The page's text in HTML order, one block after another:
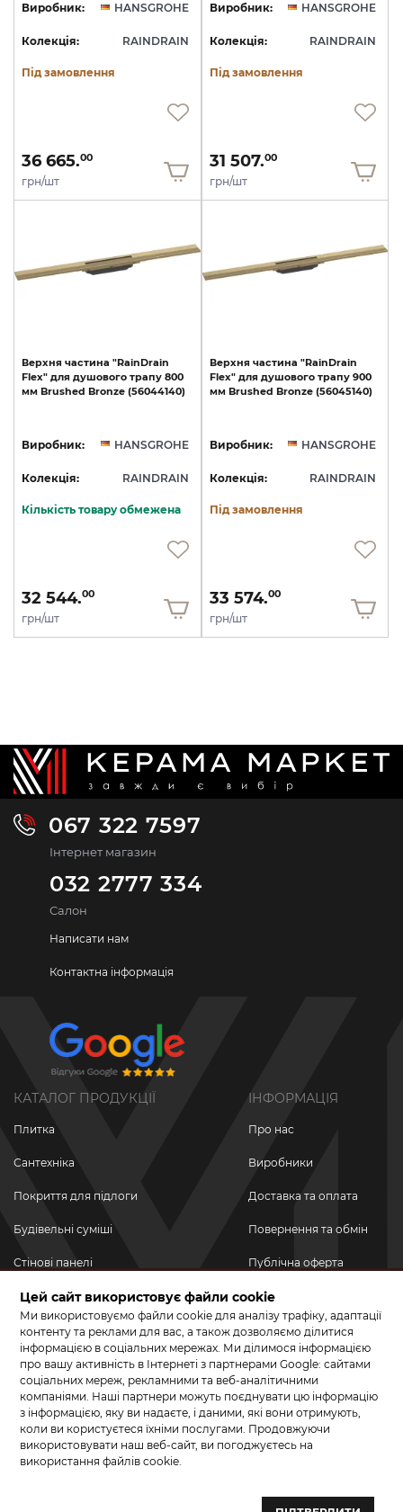
Виробник: HANSGROHE
Колекція: RAINDRAIN
Під замовлення
36 665.00
грн/шт
Виробник: HANSGROHE
Колекція: RAINDRAIN
Під замовлення
31 507.00
грн/шт
Верхня частина "RainDrain
Flex" для душового трапу 800
мм Brushed Bronze (56044140)
Виробник: HANSGROHE
Колекція: RAINDRAIN
Кількість товару обмежена
32 544.00
грн/шт
Верхня частина "RainDrain
Flex" для душового трапу 900
мм Brushed Bronze (56045140)
Виробник: HANSGROHE
Колекція: RAINDRAIN
Під замовлення
33 574.00
грн/шт
067 322 7597
Інтернет магазин
032 2777 334
Салон
Написати нам
Контактна інформація
КАТАЛОГ ПРОДУКЦІЇ
Плитка
Сантехніка
Покриття для підлоги
Будівельні суміші
Стінові панелі
Новинки
Акційні товари
Акції/Знижки
ІНФОРМАЦІЯ
Про нас
Виробники
Доставка та оплата
Повернення та обмін
Публічна оферта
Політика
конфіденційності
ПРИЄДНУЙТЕСЬ ДО НАС У СОЦМЕРЕЖАХ
Цей сайт використовує файли cookie
Ми використовуємо файли cookie для аналізу трафіку, адаптації
контенту та реклами для вас, а також дозволяємо ділитися
інформацією в соціальних мережах. Ми ділимося інформацією
про вашу активність в Інтернеті з партнерами Google: сайтами
соціальних мереж, рекламними та веб-аналітичними
компаніями. Наші партнери можуть поєднувати цю інформацію
з інформацією, яку ви надаєте, і даними, які вони отримують,
коли ви користуєтеся їхніми послугами. Продовжуючи
використовувати наш веб-сайт, ви погоджуєтесь на
використання файлів cookie.